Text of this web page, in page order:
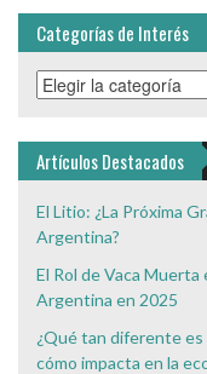
Categorías de Interés
Categorías
de
Artículos Destacados
El Litio: ¿La Próxima
Argentina?
El Rol de Vaca
Argentina en 2025
¿Qué tan diferente es
cómo impacta en la